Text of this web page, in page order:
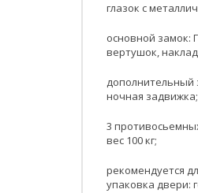
глазок с
основной замок:
вертушок,
дополнительный
ночная задвижка;
3
вес 100 кг;
рекомендуется
упаковка двери: